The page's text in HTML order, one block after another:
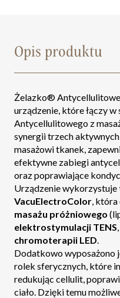
Opis produktu
Żelazko®
urządzenie, które łączy
Antycellulitowego z
synergii trzech
masażowi tkanek,
efektywne zabiegi
oraz poprawiające
Urządzenie wykorzystuje
VacuElectroColor, która
masażu próżniowego
elektrostymulacji TENS,
chromoterapii LED.
Dodatkowo wyposażono
rolek sferycznych, które
redukując cellulit,
ciało. Dzięki temu